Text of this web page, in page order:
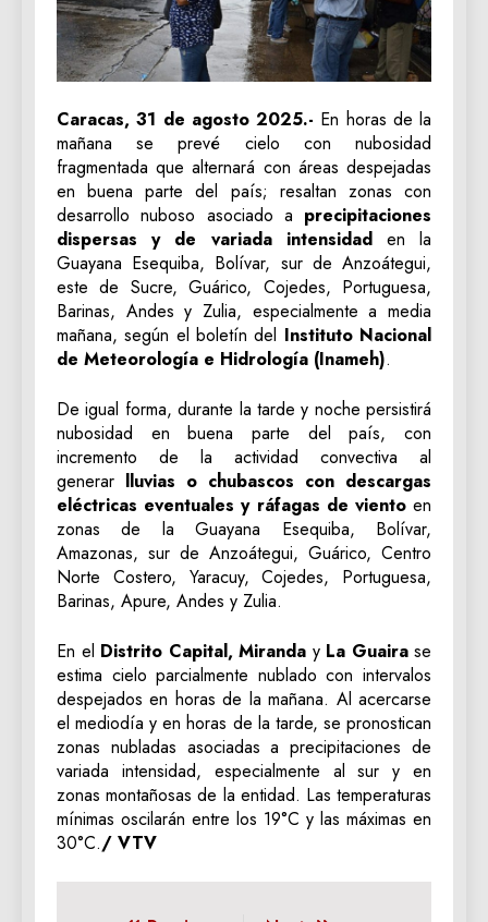
Caracas, 31 de agosto 2025.- En horas de la
mañana se prevé cielo con nubosidad
fragmentada que alternará con áreas despejadas
en buena parte del país; resaltan zonas con
desarrollo nuboso asociado a precipitaciones
dispersas y de variada intensidaden la
Guayana Esequiba, Bolívar, sur de Anzoátegui,
este de Sucre, Guárico, Cojedes, Portuguesa,
Barinas, Andes y Zulia, especialmente a media
mañana, según el boletín del Instituto Nacional
de Meteorología e Hidrología (Inameh).
De igual forma, durante la tarde y noche persistirá
nubosidad en buena parte del país, con
incremento de la actividad convectiva al
generar lluvias o chubascos con descargas
eléctricas eventuales y ráfagas de vientoen
zonas de la Guayana Esequiba, Bolívar,
Amazonas, sur de Anzoátegui, Guárico, Centro
Norte Costero, Yaracuy, Cojedes, Portuguesa,
Barinas, Apure, Andes y Zulia.
En el Distrito Capital, Miranda yLa Guairase
estima cielo parcialmente nublado con intervalos
despejados en horas de la mañana. Al acercarse
el mediodía y en horas de la tarde, se pronostican
zonas nubladas asociadas a precipitaciones de
variada intensidad, especialmente al sur y en
zonas montañosas de la entidad. Las temperaturas
mínimas oscilarán entre los 19°C y las máximas en
30°C./ VTV